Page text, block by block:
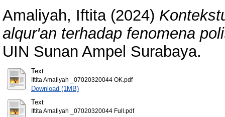
Amaliyah, Iftita(2024)
alqur'an terhadap fenomena
UIN Sunan Ampel Surabaya.
Text
Iftita Amaliyah _07020320044 OK.pdf
Download (1MB)
Text
Iftita Amaliyah _07020320044 Full.pdf